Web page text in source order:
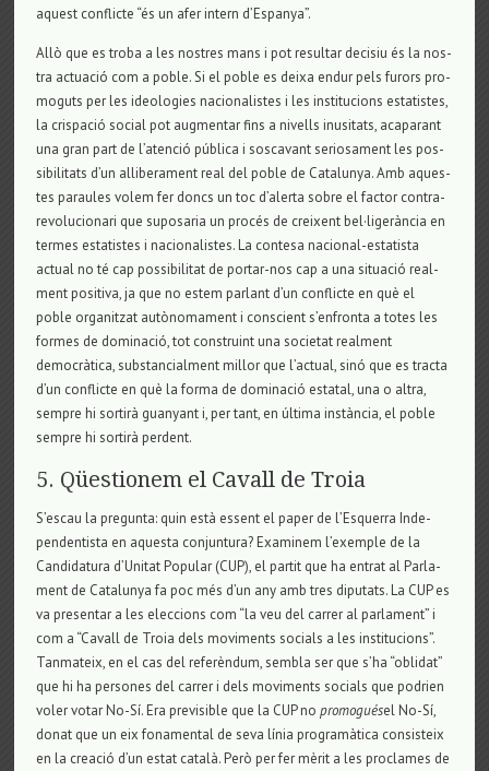
aquest con­flicte “és un afer intern d’Espa­nya”.
Allò que es troba a les nos­tres mans i pot resul­tar deci­siu és la nos­
tra actu­ació com a poble. Si el poble es deixa endur pels furors pro­
mo­guts per les ide­o­lo­gies naci­o­na­lis­tes i les ins­ti­tu­ci­ons esta­tis­tes,
la cris­pació social pot aug­men­tar fins a nivells inu­si­tats, aca­pa­rant
una gran part de l’atenció pública i sos­ca­vant seri­o­sa­ment les pos­
si­bi­li­tats d’un alli­be­ra­ment real del poble de Cata­lu­nya. Amb aques­
tes parau­les volem fer doncs un toc d’alerta sobre el fac­tor con­tra­
re­vo­lu­ci­o­nari que supo­sa­ria un procés de crei­xent bel·ligerància en
ter­mes esta­tis­tes i naci­o­na­lis­tes. La con­tesa naci­o­nal-esta­tista
actual no té cap pos­si­bi­li­tat de por­tar-nos cap a una situ­ació real­
ment posi­tiva, ja que no estem par­lant d’un con­flicte en què el
poble orga­nit­zat autònoma­ment i cons­ci­ent s’enfronta a totes les
for­mes de domi­nació, tot cons­truint una soci­e­tat real­ment
democràtica, subs­tan­ci­al­ment millor que l’actual, sinó que es tracta
d’un con­flicte en què la forma de domi­nació esta­tal, una o altra,
sem­pre hi sor­tirà gua­nyant i, per tant, en última instància, el poble
sem­pre hi sor­tirà per­dent.
5. Qüestionem el Cavall de Troia
S’escau la pre­gunta: quin està essent el paper de l’Esquerra Inde­
pen­den­tista en aquesta con­jun­tura? Exa­mi­nem l’exem­ple de la
Can­di­da­tura d’Uni­tat Popu­lar (CUP), el par­tit que ha entrat al Par­la­
ment de Cata­lu­nya fa poc més d’un any amb tres dipu­tats. La CUP es
va pre­sen­tar a les elec­ci­ons com “la veu del car­rer al par­la­ment” i
com a “Cavall de Troia dels movi­ments soci­als a les ins­ti­tu­ci­ons”.
Tan­ma­teix, en el cas del referèndum, sem­bla ser que s’ha “obli­dat”
que hi ha per­so­nes del car­rer i dels movi­ments soci­als que podrien
voler votar No-Sí. Era pre­vi­si­ble que la CUP nopro­moguésel No-Sí,
donat que un eix fona­men­tal de seva línia pro­gramàtica con­sis­teix
en la cre­ació d’un estat català. Però per fer mèrit a les pro­cla­mes de